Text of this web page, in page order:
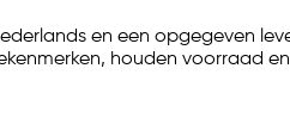
en een opgegeven
houden voorraad